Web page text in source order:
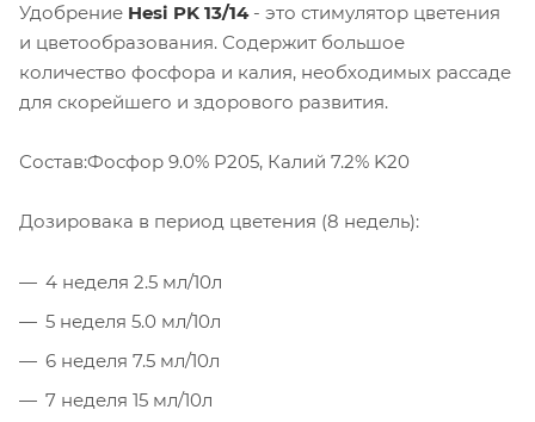
Удобрение Hesi PK 13/14- это стимулятор цветения
и цветообразования. Содержит большое
количество фосфора и калия, необходимых рассаде
для скорейшего и здорового развития.
Состав:Фосфор 9.0% P205, Калий 7.2% K20
Дозировака в период цветения (8 недель):
4 неделя 2.5 мл/10л
5 неделя 5.0 мл/10л
6 неделя 7.5 мл/10л
7 неделя 15 мл/10л